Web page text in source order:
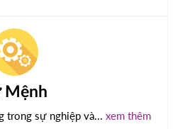
Mệnh
trong sự nghiệp và... xem thêm